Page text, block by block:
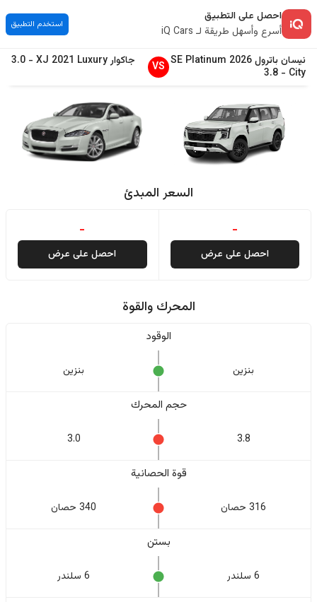
احصل على التطبيق
أسرع وأسهل طريقة لـ iQ Cars
استخدم التطبيق
نيسان باترول2026
SE Platinum
City
-
3.8
VS جاكوار XJ 2021 Luxury
-
3.0
السعر المبدئ
-
احصل على عرض
-
احصل على عرض
المحرك والقوة
الوقود
بنزين بنزين
حجم المحرك
3.8
3.0
قوة الحصانية
316 حصان 340 حصان
بستن
6 سلندر 6 سلندر